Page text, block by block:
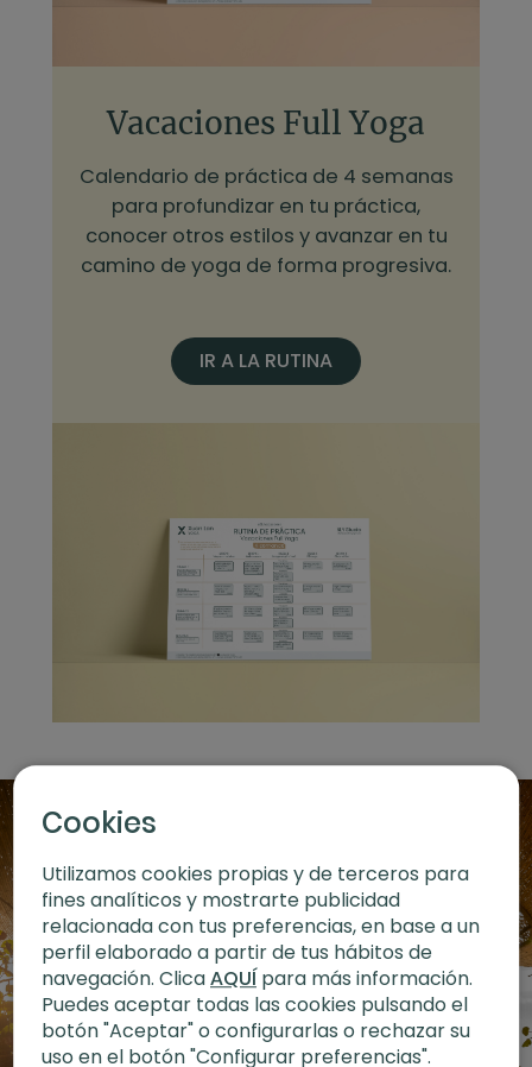
Vacaciones Full Yoga
Calendario de práctica de 4 semanas
para profundizar en tu práctica,
conocer otros estilos y avanzar en tu
camino de yoga de forma progresiva.
IR A LA RUTINA
Cookies
Utilizamos cookies propias y de terceros para
fines analíticos y mostrarte publicidad
relacionada con tus preferencias, en base a un
perfil elaborado a partir de tus hábitos de
navegación. ClicaAQUÍpara más información.
Puedes aceptar todas las cookies pulsando el
botón "Aceptar" o configurarlas o rechazar su
uso en el botón "Configurar preferencias".